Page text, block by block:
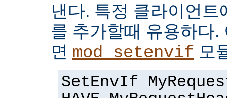
낸다. 특정 클라이언
를 추가할때 유용하다.
면 mod_setenvif 모
SetEnvIf